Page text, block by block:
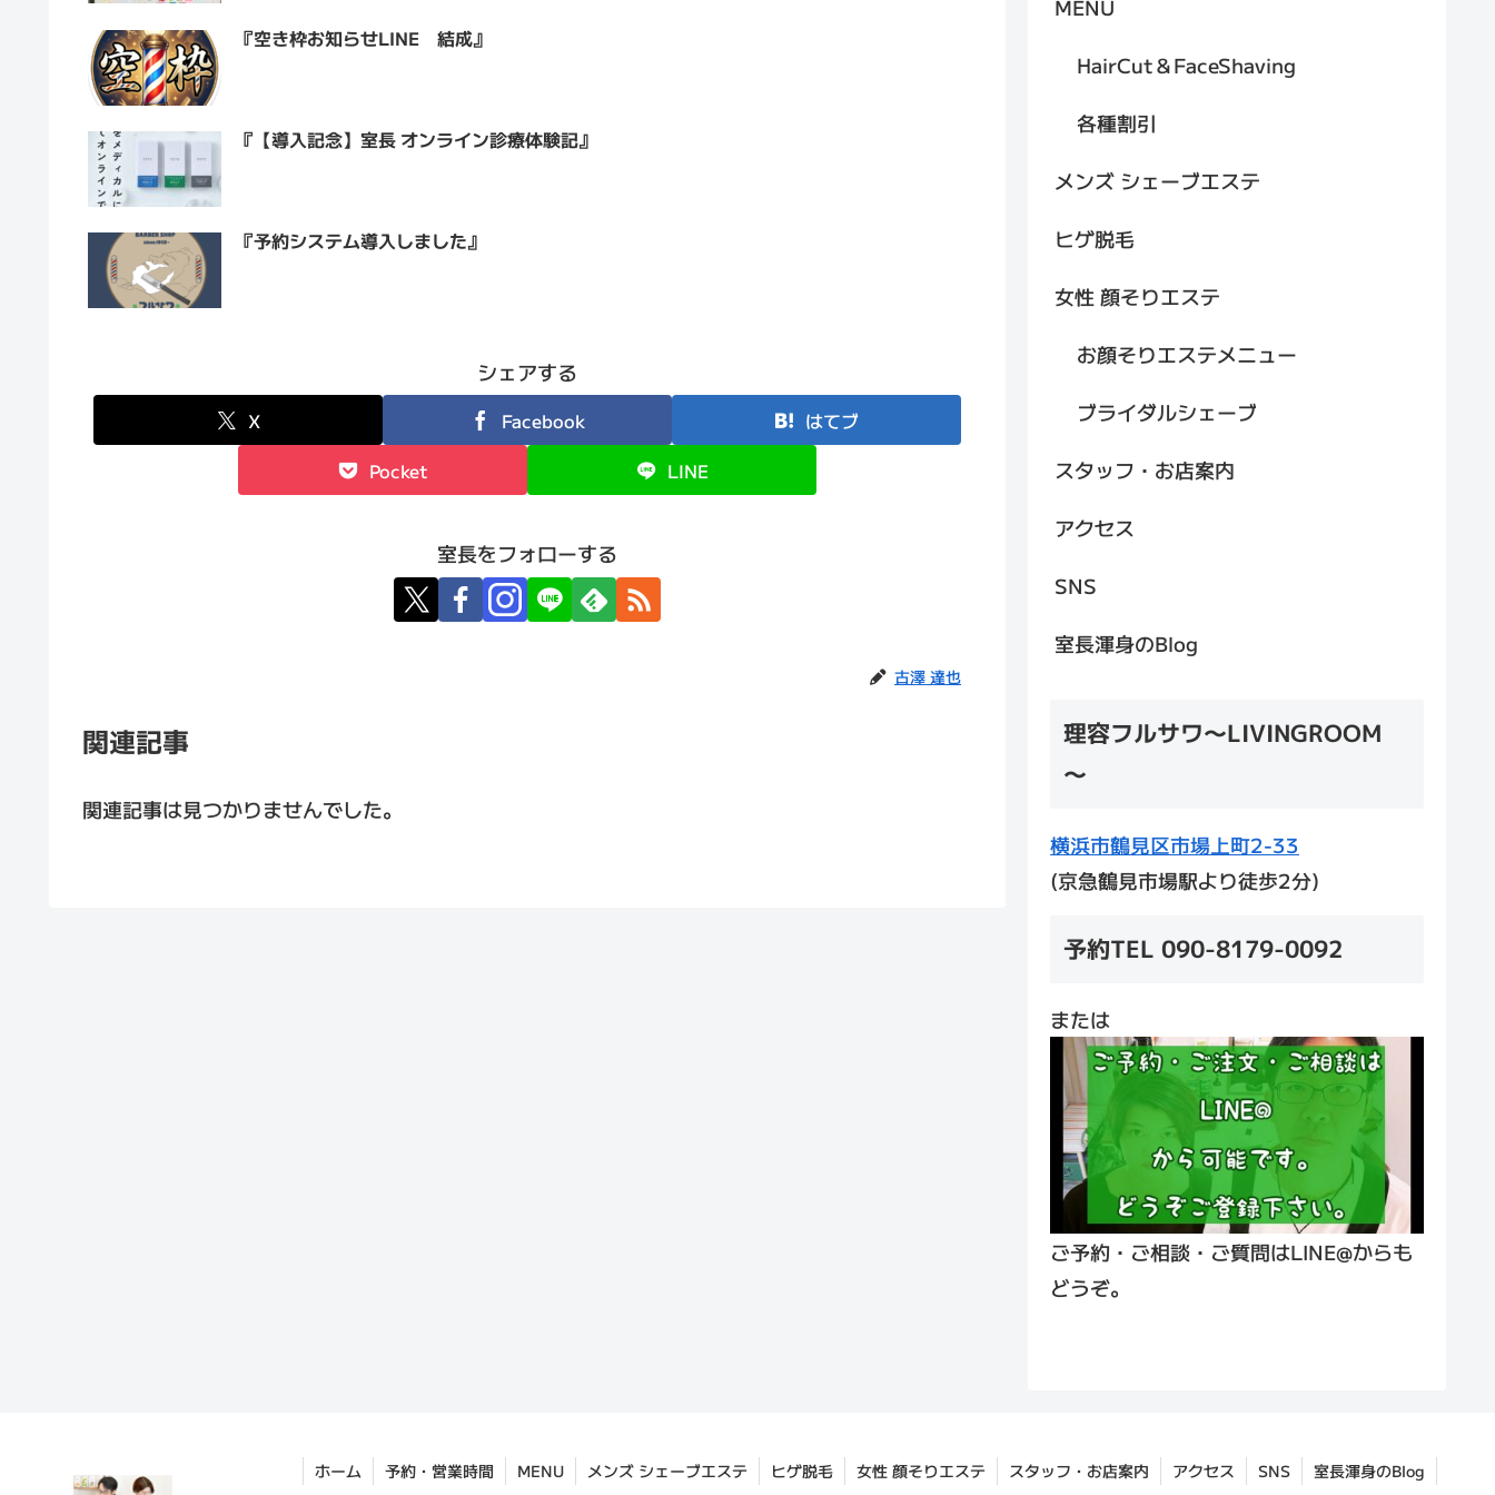
『空き枠お知らせLINE 結成』
『【導入記念】室長 オンライン診療体験記』
『予約システム導入しました』
シェアする
X Facebook
はてブ
Pocket
LINE
室長をフォローする
古澤 達也
関連記事
関連記事は見つかりませんでした。
MENU
HairCut＆FaceShaving
各種割引
メンズ シェーブエステ
ヒゲ脱毛
女性 顔そりエステ
お顔そりエステメニュー
ブライダルシェーブ
スタッフ・お店案内
アクセス
SNS
室長渾身のBlog
理容フルサワ～LIVINGROOM
～
横浜市鶴見区市場上町2-33
(京急鶴見市場駅より徒歩2分)
予約TEL 090-8179-0092
または
ご予約・ご相談・ご質問はLINE@からも
どうぞ。
ホーム 予約・営業時間 MENU メンズ シェーブエステ ヒゲ脱毛 女性 顔そりエステ スタッフ・お店案内 アクセス SNS 室長渾身のBlog